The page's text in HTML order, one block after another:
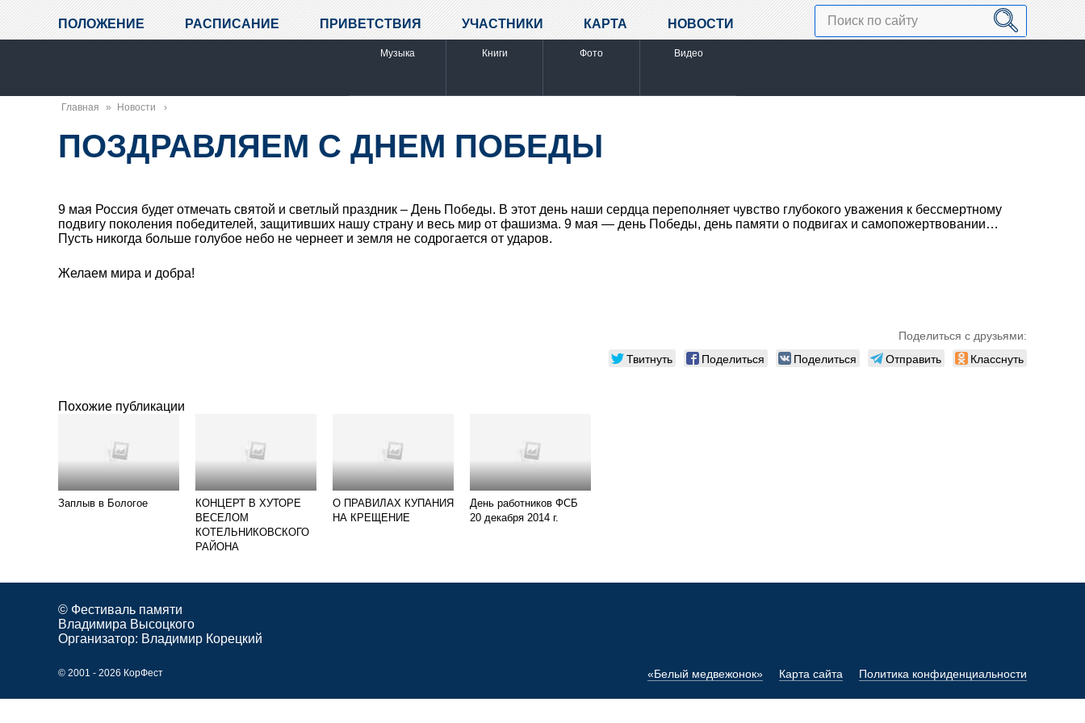
ПОЛОЖЕНИЕ РАСПИСАНИЕ ПРИВЕТСТВИЯ УЧАСТНИКИ КАРТА НОВОСТИ
Музыка Книги Фото Видео
Главная » Новости
ПОЗДРАВЛЯЕМ С ДНЕМ ПОБЕДЫ
9 мая Россия будет отмечать святой и светлый праздник – День Победы. В этот день наши сердца переполняет чувство глубокого уважения к бессмертному
подвигу поколения победителей, защитивших нашу страну и весь мир от фашизма. 9 мая — день Победы, день памяти о подвигах и самопожертвовании…
Пусть никогда больше голубое небо не чернеет и земля не содрогается от ударов.
Желаем мира и добра!
Поделиться с друзьями:
Твитнуть Поделиться Поделиться Отправить Класснуть
Похожие публикации
Заплыв в Бологое
КОНЦЕРТ В ХУТОРЕ
ВЕСЕЛОМ
КОТЕЛЬНИКОВСКОГО
РАЙОНА
О ПРАВИЛАХ КУПАНИЯ
НА КРЕЩЕНИЕ
День работников ФСБ
20 декабря 2014 г.
© Фестиваль памяти
Владимира Высоцкого
Организатор: Владимир Корецкий
© 2001 - 2026 КорФест «Белый медвежонок» Карта сайта Политика конфиденциальности